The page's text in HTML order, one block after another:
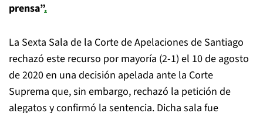
prensa”.
La Sexta Sala de la Corte de Apelaciones de Santiago
rechazó este recurso por mayoría (2-1) el 10 de agosto
de 2020 en una decisión apelada ante la Corte
Suprema que, sin embargo, rechazó la petición de
alegatos y confirmó la sentencia. Dicha sala fue